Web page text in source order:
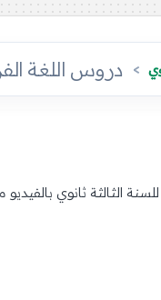
دروس اللغة
الثالثة ثانوي